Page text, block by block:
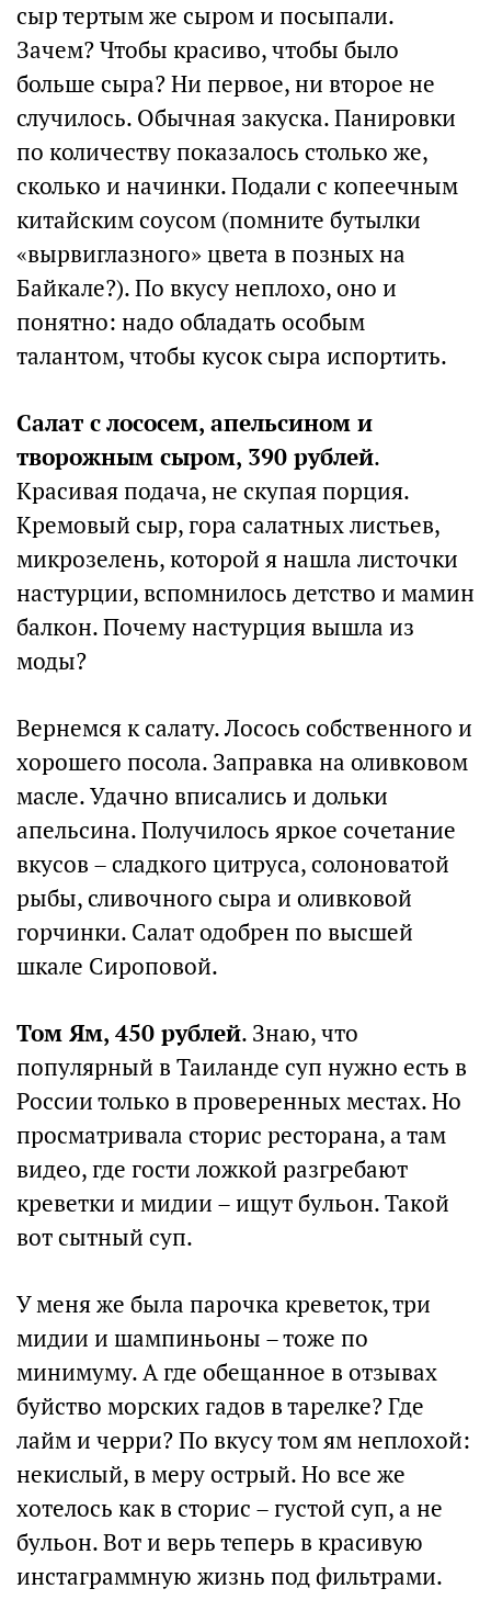
сыр тертым же сыром и посыпали.
Зачем? Чтобы красиво, чтобы было
больше сыра? Ни первое, ни второе не
случилось. Обычная закуска. Панировки
по количеству показалось столько же,
сколько и начинки. Подали с копеечным
китайским соусом (помните бутылки
«вырвиглазного» цвета в позных на
Байкале?). По вкусу неплохо, оно и
понятно: надо обладать особым
талантом, чтобы кусок сыра испортить.
Салат с лососем, апельсином и
творожным сыром, 390 рублей.
Красивая подача, не скупая порция.
Кремовый сыр, гора салатных листьев,
микрозелень, которой я нашла листочки
настурции, вспомнилось детство и мамин
балкон. Почему настурция вышла из
моды?
Вернемся к салату. Лосось собственного и
хорошего посола. Заправка на оливковом
масле. Удачно вписались и дольки
апельсина. Получилось яркое сочетание
вкусов – сладкого цитруса, солоноватой
рыбы, сливочного сыра и оливковой
горчинки. Салат одобрен по высшей
шкале Сироповой.
Том Ям, 450 рублей. Знаю, что
популярный в Таиланде суп нужно есть в
России только в проверенных местах. Но
просматривала сторис ресторана, а там
видео, где гости ложкой разгребают
креветки и мидии – ищут бульон. Такой
вот сытный суп.
У меня же была парочка креветок, три
мидии и шампиньоны – тоже по
минимуму. А где обещанное в отзывах
буйство морских гадов в тарелке? Где
лайм и черри? По вкусу том ям неплохой:
некислый, в меру острый. Но все же
хотелось как в сторис – густой суп, а не
бульон. Вот и верь теперь в красивую
инстаграммную жизнь под фильтрами.